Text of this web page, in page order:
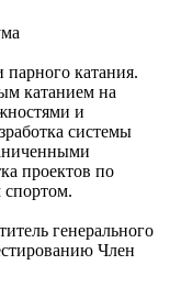
парного катания.
катанием на
и
системы
проектов по
спортом.
генерального
Член